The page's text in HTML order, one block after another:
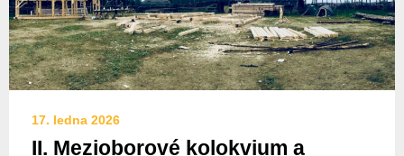
17. ledna 2026
II. Mezioborové kolokvium a